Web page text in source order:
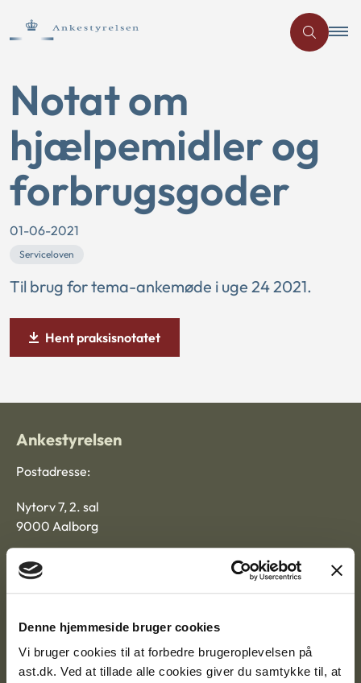
Denne hjemmeside bruger cookies
Vi bruger cookies til at forbedre brugeroplevelsen på
ast.dk. Ved at tillade alle cookies giver du samtykke til, at
Notat om
hjælpemidler og
forbrugsgoder
01-06-2021
Serviceloven
Til brug for tema-ankemøde i uge 24 2021.
Hent praksisnotatet
Ankestyrelsen
Postadresse:
Nytorv 7, 2. sal
9000 Aalborg
Ankestyrelsen København